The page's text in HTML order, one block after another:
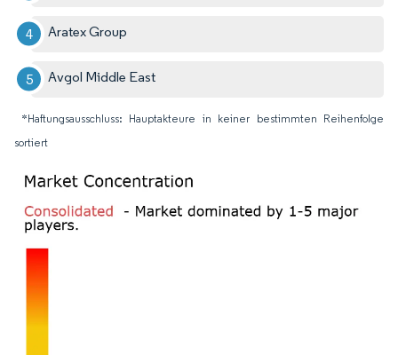
Aratex Group
Avgol Middle East
*Haftungsausschluss: Hauptakteure in keiner bestimmten Reihenfolge
sortiert